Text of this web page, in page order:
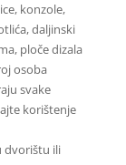
konzole,
daljinski
ploče dizala
osoba
svake
korištenje
dvorištu ili